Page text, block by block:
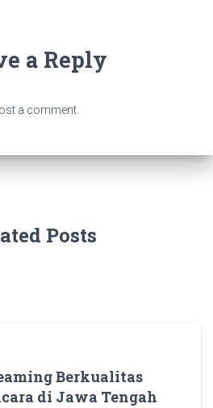
a Reply
a comment.
Posts
Berkualitas
di Jawa Tengah